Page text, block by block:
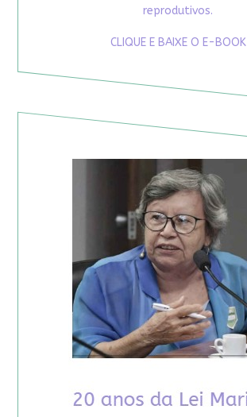
reprodutivos.
CLIQUE E BAIXE O E-BOOK